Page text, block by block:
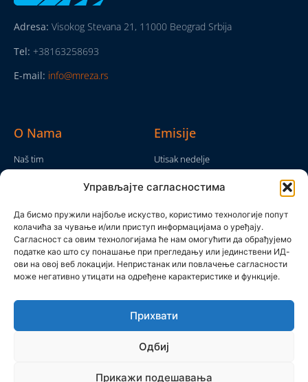
Управљајте сагласностима
Да бисмо пружили најбоље искуство, користимо технологије попут
колачића за чување и/или приступ информацијама о уређају.
Сагласност са овим технологијама ће нам омогућити да обрађујемо
податке као што су понашање при прегледању или јединствени ИД-
ови на овој веб локацији. Непристанак или повлачење сагласности
може негативно утицати на одређене карактеристике и функције.
Прихвати
Одбиј
Прикажи подешавања
Adresa: Visokog Stevana 21, 11000 Beograd Srbija
Tel: +38163258693
E-mail: info@mreza.rs
O Nama
Naš tim
Politika privatnosti
Kontakt
Emisije
Utisak nedelje
Moram da kažem
Brojke i bajke
Ostale emisije
Pronađite nas